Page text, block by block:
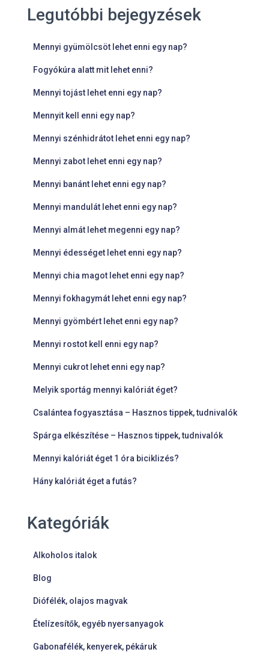
Legutóbbi bejegyzések
Mennyi gyümölcsöt lehet enni egy nap?
Fogyókúra alatt mit lehet enni?
Mennyi tojást lehet enni egy nap?
Mennyit kell enni egy nap?
Mennyi szénhidrátot lehet enni egy nap?
Mennyi zabot lehet enni egy nap?
Mennyi banánt lehet enni egy nap?
Mennyi mandulát lehet enni egy nap?
Mennyi almát lehet megenni egy nap?
Mennyi édességet lehet enni egy nap?
Mennyi chia magot lehet enni egy nap?
Mennyi fokhagymát lehet enni egy nap?
Mennyi gyömbért lehet enni egy nap?
Mennyi rostot kell enni egy nap?
Mennyi cukrot lehet enni egy nap?
Melyik sportág mennyi kalóriát éget?
Csalántea fogyasztása – Hasznos tippek, tudnivalók
Spárga elkészítése – Hasznos tippek, tudnivalók
Mennyi kalóriát éget 1 óra biciklizés?
Hány kalóriát éget a futás?
Kategóriák
Alkoholos italok
Blog
Diófélék, olajos magvak
Ételízesítők, egyéb nyersanyagok
Gabonafélék, kenyerek, pékáruk